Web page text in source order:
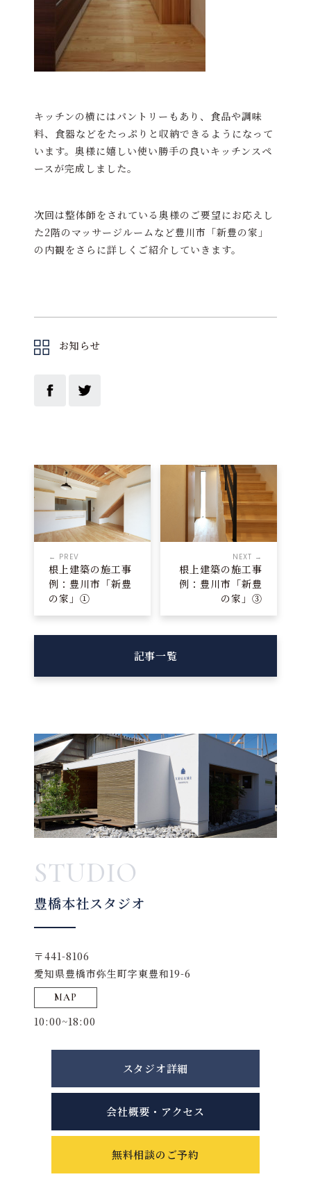
キッチンの横にはパントリーもあり、食品や調味
料、食器などをたっぷりと収納できるようになって
います。奥様に嬉しい使い勝手の良いキッチンスペ
ースが完成しました。
次回は整体師をされている奥様のご要望にお応えし
た2階のマッサージルームなど豊川市「新豊の家」
の内観をさらに詳しくご紹介していきます。
お知らせ
← PREV
根上建築の施工事
例：豊川市「新豊
の家」①
NEXT →
根上建築の施工事
例：豊川市「新豊
の家」③
記事一覧
STUDIO
豊橋本社スタジオ
〒441-8106
愛知県豊橋市弥生町字東豊和19-6
MAP
10:00~18:00
スタジオ詳細
会社概要・アクセス
無料相談のご予約